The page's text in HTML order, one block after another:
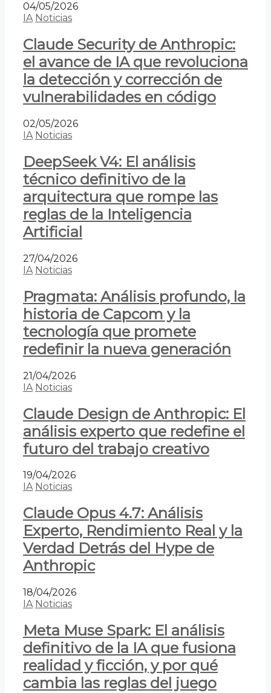
04/05/2026
IA Noticias
Claude Security de Anthropic:
el avance de IA que revoluciona
la detección y corrección de
vulnerabilidades en código
02/05/2026
IA Noticias
DeepSeek V4: El análisis
técnico definitivo de la
arquitectura que rompe las
reglas de la Inteligencia
Artificial
27/04/2026
IA Noticias
Pragmata: Análisis profundo, la
historia de Capcom y la
tecnología que promete
redefinir la nueva generación
21/04/2026
IA Noticias
Claude Design de Anthropic: El
análisis experto que redefine el
futuro del trabajo creativo
19/04/2026
IA Noticias
Claude Opus 4.7: Análisis
Experto, Rendimiento Real y la
Verdad Detrás del Hype de
Anthropic
18/04/2026
IA Noticias
Meta Muse Spark: El análisis
definitivo de la IA que fusiona
realidad y ficción, y por qué
cambia las reglas del juego